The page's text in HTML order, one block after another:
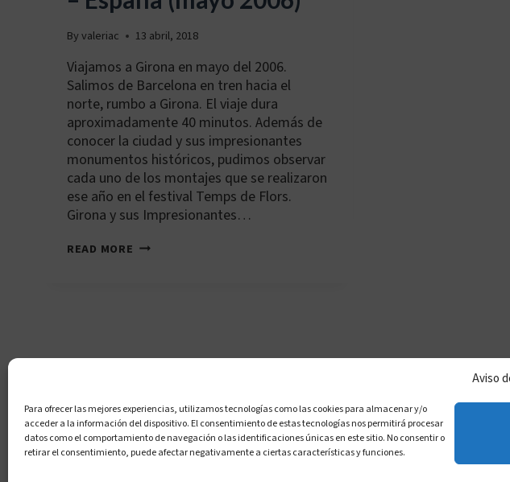
Aviso
Para ofrecer las mejores experiencias, utilizamos tecnologías como las cookies para almacenar y/o
acceder a la información del dispositivo. El consentimiento de estas tecnologías nos permitirá procesar
datos como el comportamiento de navegación o las identificaciones únicas en este sitio. No consentir o
retirar el consentimiento, puede afectar negativamente a ciertas características y funciones.
Byvaleriac 13 abril, 2018
Viajamos a Girona en mayo del 2006.
Salimos de Barcelona en tren hacia el
norte, rumbo a Girona. El viaje dura
aproximadamente 40 minutos. Además de
conocer la ciudad y sus impresionantes
monumentos históricos, pudimos observar
cada uno de los montajes que se realizaron
ese año en el festival Temps de Flors.
Girona y sus Impresionantes…
READ MORE GIRONA
2006)